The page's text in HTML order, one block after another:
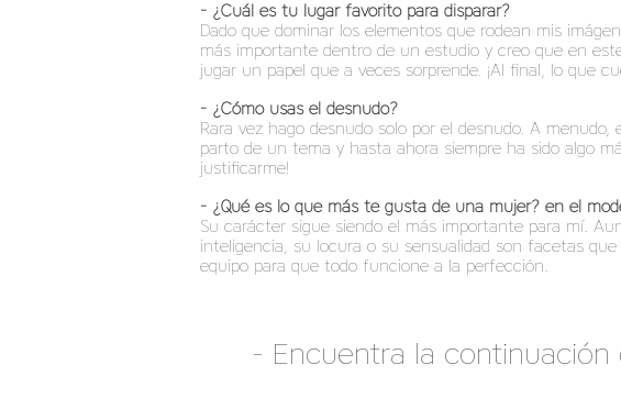
- ¿Cuál es tu lugar favorito para disparar?
Dado que dominar los elementos que rodean mis
más importante dentro de un estudio y creo que en
jugar un papel que a veces sorprende. ¡Al final, lo que
- ¿Cómo usas el desnudo?
Rara vez hago desnudo solo por el desnudo. A
parto de un tema y hasta ahora siempre ha sido algo
justificarme!
- ¿Qué es lo que más te gusta de una mujer? en el
Su carácter sigue siendo el más importante para mí.
inteligencia, su locura o su sensualidad son facetas
equipo para que todo funcione a la perfección.
- Encuentra la continuación